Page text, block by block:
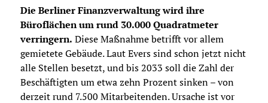
Die Berliner Finanzverwaltung wird ihre
Büroflächen um rund 30.000 Quadratmeter
verringern. Diese Maßnahme betrifft vor allem
gemietete Gebäude. Laut Evers sind schon jetzt nicht
alle Stellen besetzt, und bis 2033 soll die Zahl der
Beschäftigten um etwa zehn Prozent sinken – von
derzeit rund 7.500 Mitarbeitenden. Ursache ist vor